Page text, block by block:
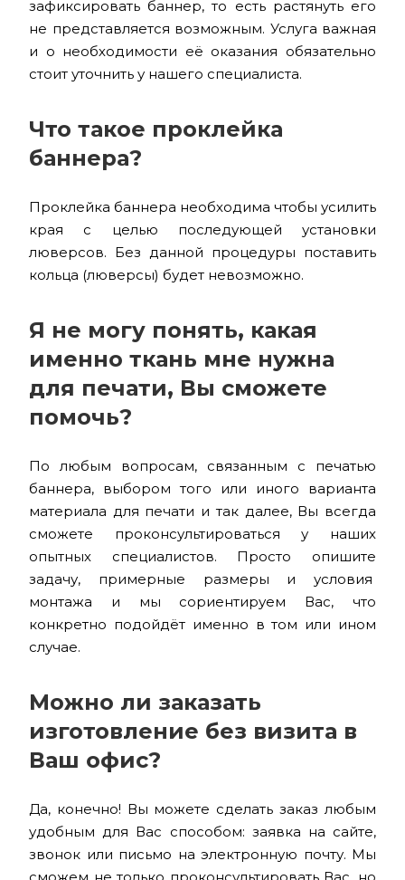
зафиксировать баннер, то есть растянуть его
не представляется возможным. Услуга важная
и о необходимости её оказания обязательно
стоит уточнить у нашего специалиста.
Что такое проклейка
баннера?
Проклейка баннера необходима чтобы усилить
края с целью последующей установки
люверсов. Без данной процедуры поставить
кольца (люверсы) будет невозможно.
Я не могу понять, какая
именно ткань мне нужна
для печати, Вы сможете
помочь?
По любым вопросам, связанным с печатью
баннера, выбором того или иного варианта
материала для печати и так далее, Вы всегда
сможете проконсультироваться у наших
опытных специалистов. Просто опишите
задачу, примерные размеры и условия
монтажа и мы сориентируем Вас, что
конкретно подойдёт именно в том или ином
случае.
Можно ли заказать
изготовление без визита в
Ваш офис?
Да, конечно! Вы можете сделать заказ любым
удобным для Вас способом: заявка на сайте,
звонок или письмо на электронную почту. Мы